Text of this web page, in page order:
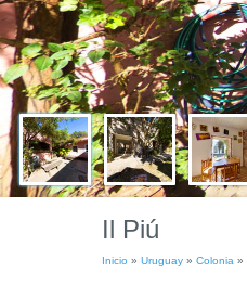
Il Piú
Inicio » Uruguay » Colonia »